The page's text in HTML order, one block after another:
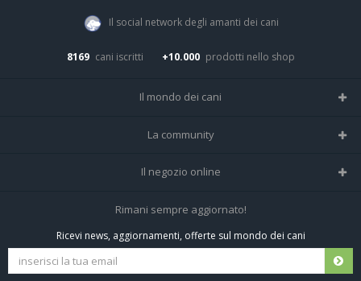
Il social network degli amanti dei cani
8169 cani iscritti +10.000 prodotti nello shop
Il mondo dei cani
Tutte le razze
La community
Home
Tutti i cani iscritti
Il negozio online
Negozio per cani
Spedizioni e resi
Rimani sempre aggiornato!
Ricevi news, aggiornamenti, offerte sul mondo dei cani